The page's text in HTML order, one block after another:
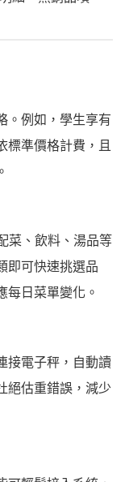
。例如，學生享有
標準價格計費，且
菜、飲料、湯品等
即可快速挑選品
每日菜單變化。
接電子秤，自動讀
絕估重錯誤，減少